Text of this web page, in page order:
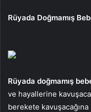
Rüyada Doğmamış
Rüyada doğmamış
ve hayallerine
berekete